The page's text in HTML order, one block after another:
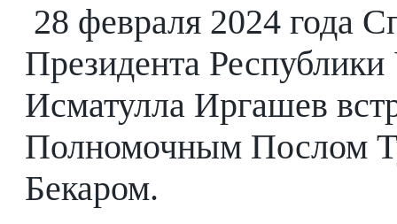
28 февраля 2024 года
Президента
Исматулла Иргашев
Полномочным Послом
Бекаром.